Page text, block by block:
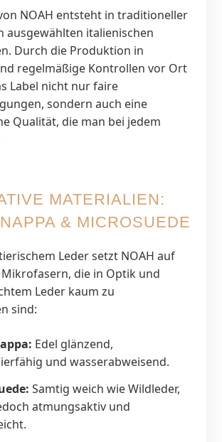
NOAH entsteht in traditioneller
ausgewählten italienischen
Durch die Produktion in
regelmäßige Kontrollen vor Ort
Label nicht nur faire
sondern auch eine
Qualität, die man bei jedem
MATERIALIEN:
& MICROSUEDE
Leder setzt NOAH auf
die in Optik und
Leder kaum zu
sind:
Edel glänzend,
und wasserabweisend.
Samtig weich wie Wildleder,
atmungsaktiv und